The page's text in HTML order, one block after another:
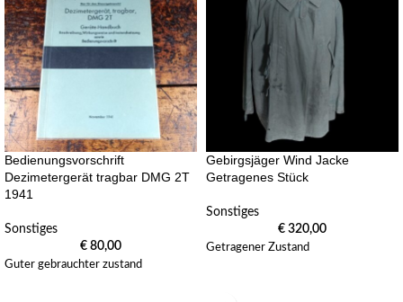
Bedienungsvorschrift
Dezimetergerät tragbar DMG 2T
1941
Sonstiges
€ 80,00
Guter gebrauchter zustand
Gebirgsjäger Wind Jacke
Getragenes Stück
Sonstiges
€ 320,00
Getragener Zustand